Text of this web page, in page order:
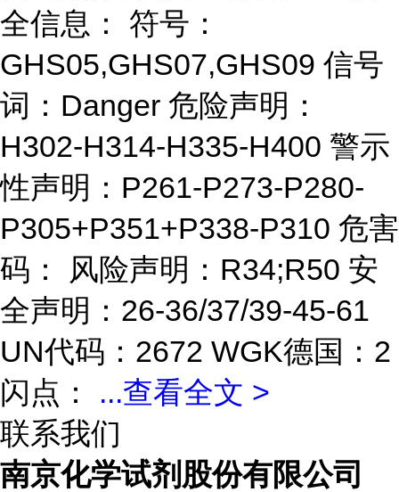
全信息： 符号：
GHS05,GHS07,GHS09 信号
词：Danger 危险声明：
H302-H314-H335-H400 警示
性声明：P261-P273-P280-
P305+P351+P338-P310 危害
码： 风险声明：R34;R50 安
全声明：26-36/37/39-45-61
UN代码：2672 WGK德国：2
闪点： ...查看全文 >
联系我们
南京化学试剂股份有限公司